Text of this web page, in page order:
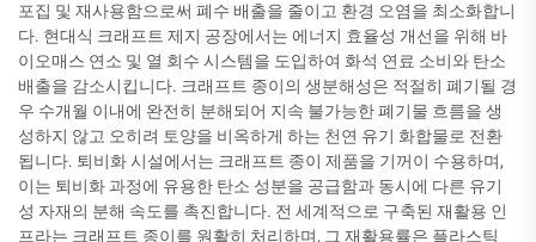
포집 및 재사용함으로써 폐수 배출을 줄이고 환경 오염을 최소화합니
다. 현대식 크래프트 제지 공장에서는 에너지 효율성 개선을 위해 바
이오매스 연소 및 열 회수 시스템을 도입하여 화석 연료 소비와 탄소
배출을 감소시킵니다. 크래프트 종이의 생분해성은 적절히 폐기될 경
우 수개월 이내에 완전히 분해되어 지속 불가능한 폐기물 흐름을 생
성하지 않고 오히려 토양을 비옥하게 하는 천연 유기 화합물로 전환
됩니다. 퇴비화 시설에서는 크래프트 종이 제품을 기꺼이 수용하며,
이는 퇴비화 과정에 유용한 탄소 성분을 공급함과 동시에 다른 유기
성 자재의 분해 속도를 촉진합니다. 전 세계적으로 구축된 재활용 인
프라는 크래프트 종이를 원활히 처리하며, 그 재활용률은 플라스틱